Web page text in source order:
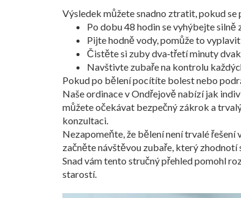
Výsledek můžete snadno ztratit, pokud
Po dobu 48 hodin se vyhýbejte silně
Pijte hodně vody, pomůže to
Čistěte si zuby dva‑třetí minuty
Navštivte zubaře na kontrolu
Pokud po bělení pocítíte bolest nebo
Naše ordinace v Ondřejově nabízí jak
můžete očekávat bezpečný zákrok a
konzultaci.
Nezapomeňte, že bělení není trvalé
začněte návštěvou zubaře, který
Snad vám tento stručný přehled pomohl
starostí.